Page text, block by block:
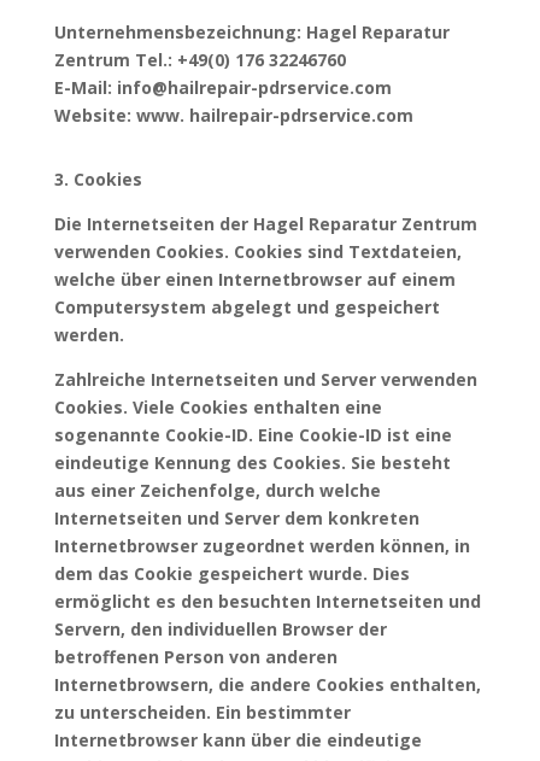
Unternehmensbezeichnung: Hagel Reparatur
Zentrum Tel.: +49(0) 176 32246760
E-Mail: info@hailrepair-pdrservice.com
Website: www. hailrepair-pdrservice.com
3. Cookies
Die Internetseiten der Hagel Reparatur Zentrum
verwenden Cookies. Cookies sind Textdateien,
welche über einen Internetbrowser auf einem
Computersystem abgelegt und gespeichert
werden.
Zahlreiche Internetseiten und Server verwenden
Cookies. Viele Cookies enthalten eine
sogenannte Cookie-ID. Eine Cookie-ID ist eine
eindeutige Kennung des Cookies. Sie besteht
aus einer Zeichenfolge, durch welche
Internetseiten und Server dem konkreten
Internetbrowser zugeordnet werden können, in
dem das Cookie gespeichert wurde. Dies
ermöglicht es den besuchten Internetseiten und
Servern, den individuellen Browser der
betroffenen Person von anderen
Internetbrowsern, die andere Cookies enthalten,
zu unterscheiden. Ein bestimmter
Internetbrowser kann über die eindeutige